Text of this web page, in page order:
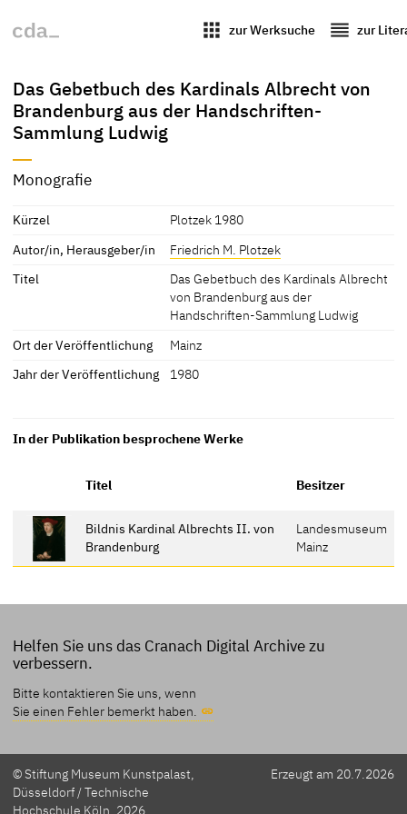
apps zur Werksuche reorder zur
Das Gebetbuch des Kardinals Albrecht von
Brandenburg aus der Handschriften-
Sammlung Ludwig
Monografie
Kürzel
Plotzek 1980
Autor/in, Herausgeber/in
Friedrich M. Plotzek
Titel
Das Gebetbuch des Kardinals Albrecht
von Brandenburg aus der
Handschriften-Sammlung Ludwig
Ort der Veröffentlichung
Mainz
Jahr der Veröffentlichung
1980
In der Publikation besprochene Werke
Titel Besitzer
Bildnis Kardinal Albrechts II. von
Brandenburg
Landesmuseum
Mainz
Helfen Sie uns das Cranach Digital Archive zu
verbessern.
Bitte kontaktieren Sie uns, wenn
Sie einen Fehler bemerkt haben.
© Stiftung Museum Kunstpalast,
Düsseldorf / Technische
Hochschule Köln, 2026
Erzeugt am 20.7.2026